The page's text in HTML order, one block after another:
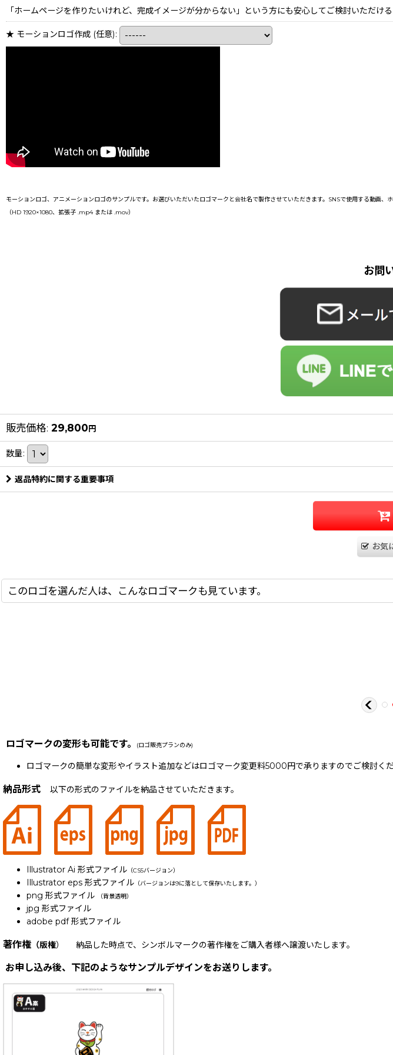
「ホームページを作りたいけれど、完成イメージが分からない」という方にも安心してご検討いただけ
★ モーションロゴ作成 (任意):
モーションロゴ、アニメーションロゴのサンプルです。お選びいただいたロゴマークと会社名で製作させていただきます。SNSで使用する動画
（HD 1920×1080、拡張子 .mp4 または .mov）
お問
販売価格: 29,800円
数量:
返品特約に関する重要事項
お気
このロゴを選んだ人は、こんなロゴマークも見ています。
ロゴマークの変形も可能です。 (ロゴ販売プランのみ)
ロゴマークの簡単な変形やイラスト追加などはロゴマーク変更料5000円で承りますのでご検討くだ
納品形式 以下の形式のファイルを納品させていただきます。
Illustrator Ai 形式ファイル （CS5バージョン）
Illustrator eps 形式ファイル （バージョンは9に落として保存いたします。）
png 形式ファイル （背景透明）
jpg 形式ファイル
adobe pdf 形式ファイル
著作権 （版権） 納品した時点で、シンボルマークの著作権をご購入者様へ譲渡いたします。
お申し込み後、下記のようなサンプルデザインをお送りします。